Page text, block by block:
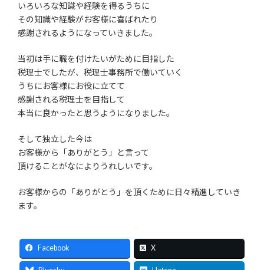
いろいろな知識や経験を得るうちに
その知識や経験がお客様に喜ばれたり
感謝されるようになっていきました。
当初は手に職を付けたいがために目指した
税理士でしたが、税理士事務所で働いていく
うちにお客様にお役に立てて
感謝される税理士を目指して
本当に良かったと思うようになりました。
そして独立した今は
お客様から「ありがとう」と言って
頂けることがなによりうれしいです。
お客様からの「ありがとう」を頂くために日々精進していき
ます。
Facebook X